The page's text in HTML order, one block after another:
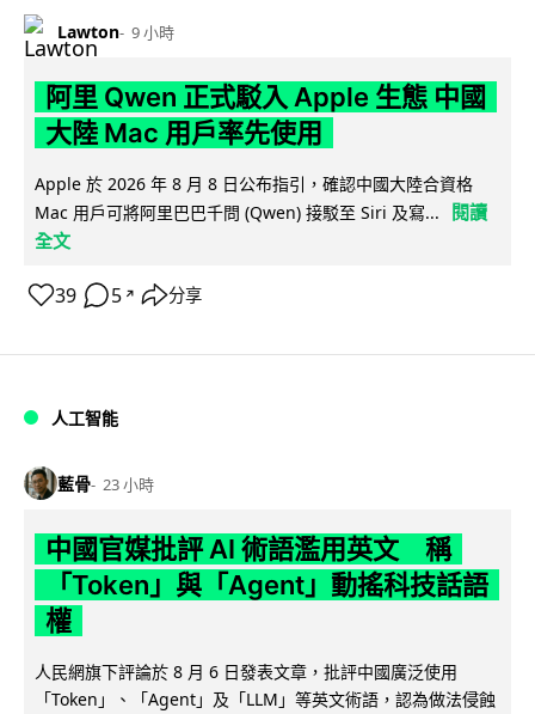
Lawton 9 小時
阿里 Qwen 正式駁入 Apple 生態 中國
大陸 Mac 用戶率先使用
Apple 於 2026 年 8 月 8 日公布指引，確認中國大陸合資格
Mac 用戶可將阿里巴巴千問 (Qwen) 接駁至 Siri 及寫...
閱讀
全文
39 5 ↗ 分享
人工智能
藍骨 23 小時
中國官媒批評 AI 術語濫用英文 稱
「Token」與「Agent」動搖科技話語
權
人民網旗下評論於 8 月 6 日發表文章，批評中國廣泛使用
「Token」、「Agent」及「LLM」等英文術語，認為做法侵蝕